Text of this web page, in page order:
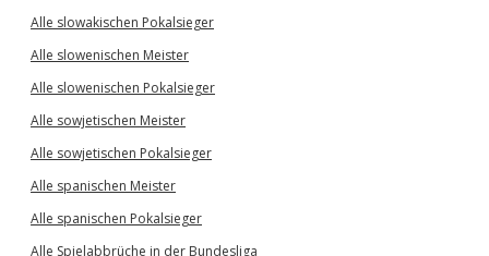
Alle slowakischen Pokalsieger
Alle slowenischen Meister
Alle slowenischen Pokalsieger
Alle sowjetischen Meister
Alle sowjetischen Pokalsieger
Alle spanischen Meister
Alle spanischen Pokalsieger
Alle Spielabbrüche in der Bundesliga